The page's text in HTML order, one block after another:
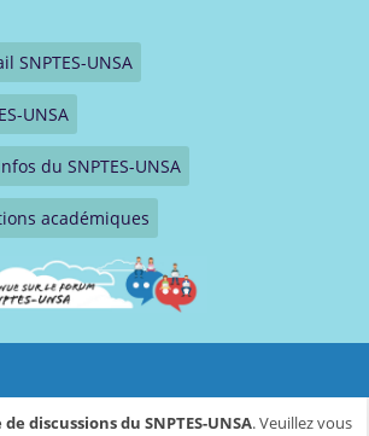
SNPTES-UNSA
UNSA
du SNPTES-UNSA
académiques
de discussions du SNPTES-UNSA. Veuillez vous